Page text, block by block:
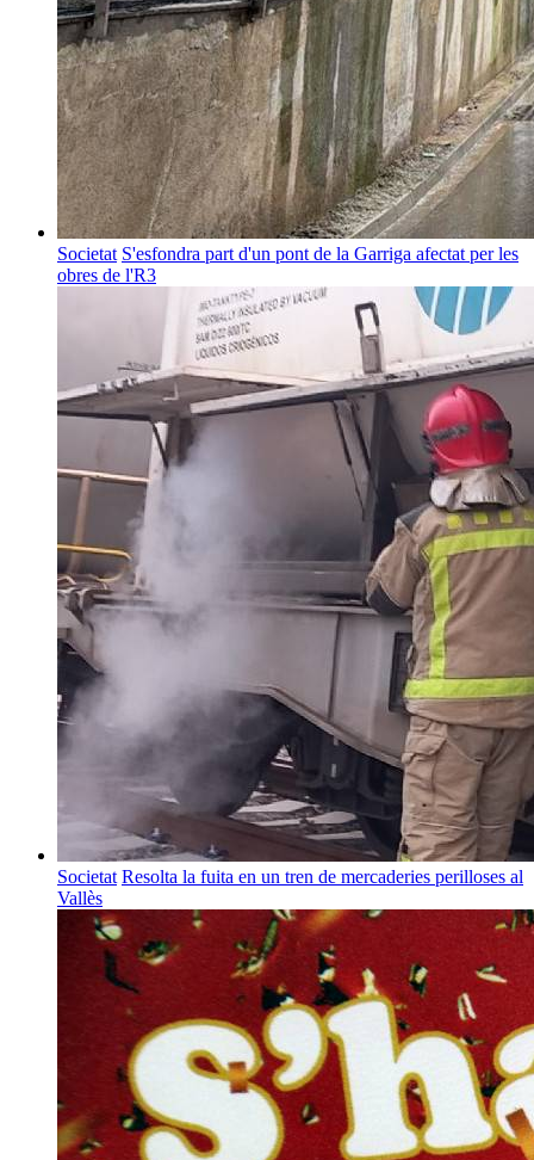
Societat S'esfondra part d'un pont de la Garriga afectat per les
obres de l'R3
Societat Resolta la fuita en un tren de mercaderies perilloses al
Vallès